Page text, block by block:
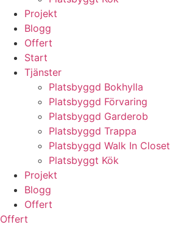
Projekt
Blogg
Offert
Start
Tjänster
Platsbyggd Bokhylla
Platsbyggd Förvaring
Platsbyggd Garderob
Platsbyggd Trappa
Platsbyggd Walk In Closet
Platsbyggt Kök
Projekt
Blogg
Offert
Offert